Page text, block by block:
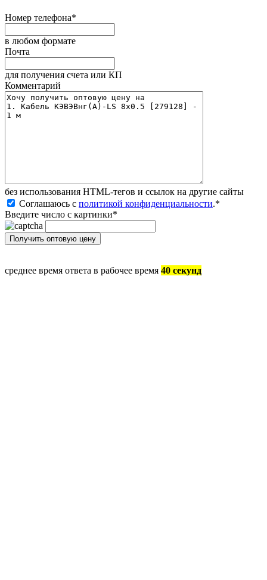
Номер телефона*
в любом формате
Почта
для получения счета или КП
Комментарий
без иcпользования HTML-тегов и ссылок на другие сайты
Соглашаюсь с политикой конфиденциальности.*
Введите число с картинки*
среднее время ответа в рабочее время 40 секунд